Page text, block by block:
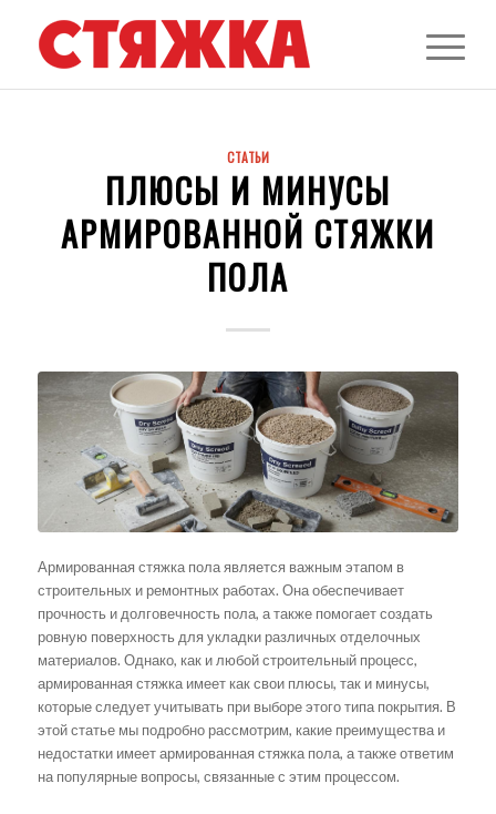
СТАТЬИ
ПЛЮСЫ И МИНУСЫ
АРМИРОВАННОЙ СТЯЖКИ
ПОЛА
Армированная стяжка пола является важным этапом в
строительных и ремонтных работах. Она обеспечивает
прочность и долговечность пола, а также помогает создать
ровную поверхность для укладки различных отделочных
материалов. Однако, как и любой строительный процесс,
армированная стяжка имеет как свои плюсы, так и минусы,
которые следует учитывать при выборе этого типа покрытия. В
этой статье мы подробно рассмотрим, какие преимущества и
недостатки имеет армированная стяжка пола, а также ответим
на популярные вопросы, связанные с этим процессом.